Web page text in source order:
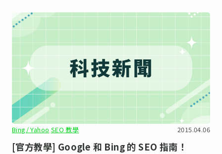
Bing/ Yahoo SEO 教學 2015.04.06
[官方教學] Google 和 Bing 的 SEO 指南！